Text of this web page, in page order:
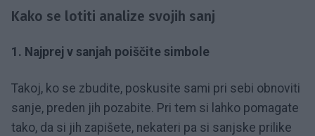
Kako se lotiti analize svojih sanj
1. Najprej v sanjah poiščite simbole
Takoj, ko se zbudite, poskusite sami pri sebi obnoviti
sanje, preden jih pozabite. Pri tem si lahko pomagate
tako, da si jih zapišete, nekateri pa si sanjske prilike